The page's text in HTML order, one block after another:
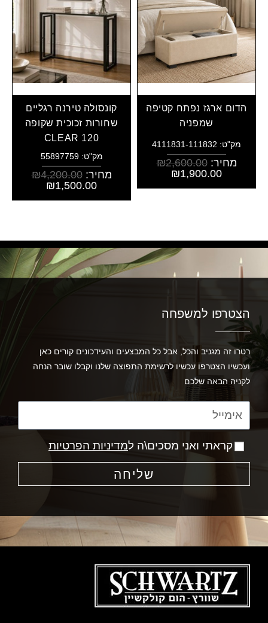
הדום ארגז נפתח קטיפה
שמפניה
מק"ט: 4111831-111832
מחיר: ₪2,600.00
₪1,900.00
קונסולה טירנה רגליים
שחורות זכוכית שקופה
CLEAR 120
מק"ט: 55897759
מחיר: ₪4,200.00
₪1,500.00
הצטרפו למשפחה
רטרו זה מגניב והכל, אבל כל המבצעים והעידכונים קורים כאן
ועכשיו הצטרפו עכשיו לרשימת התפוצה שלנו וקבלו שובר הנחה
לקניה הבאה שלכם
קראתי ואני מסכים\ה למדיניות הפרטיות
שליחה